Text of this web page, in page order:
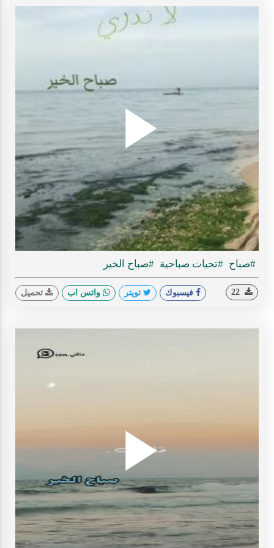
Play
#صباح #تحيات صباحية #صباح الخير
فيسبوك تويتر واتس اب تحميل
Play